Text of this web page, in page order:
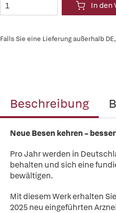
In den
Falls Sie eine Lieferung außerhalb
Beschreibung
Neue Besen kehren –
Pro Jahr werden in
behalten und sich eine
bewältigen.
Mit diesem Werk erhalten
2025 neu eingeführten